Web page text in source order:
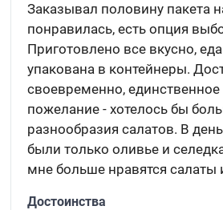
Заказывал половину пакета
понравилась, есть опция
Приготовлено все вкусно,
упакована в контейнеры.
своевременно,
пожелание - хотелось бы
разнообразия салатов. В
были только оливье и
мне больше нравятся салаты
Достоинства